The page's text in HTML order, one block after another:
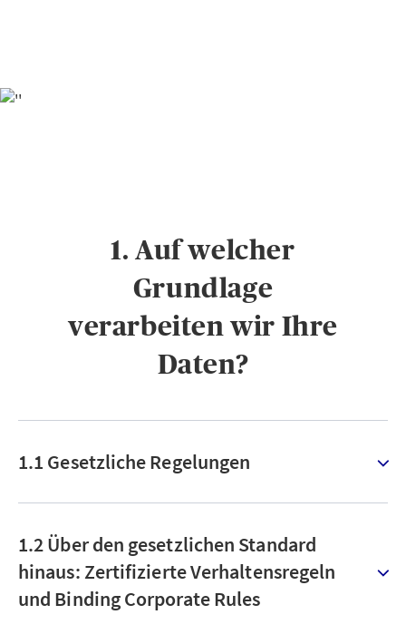
1. Auf welcher
Grundlage
verarbeiten wir Ihre
Daten?
1.1 Gesetzliche Regelungen
1.2 Über den gesetzlichen Standard
hinaus: Zertifizierte Verhaltensregeln
und Binding Corporate Rules